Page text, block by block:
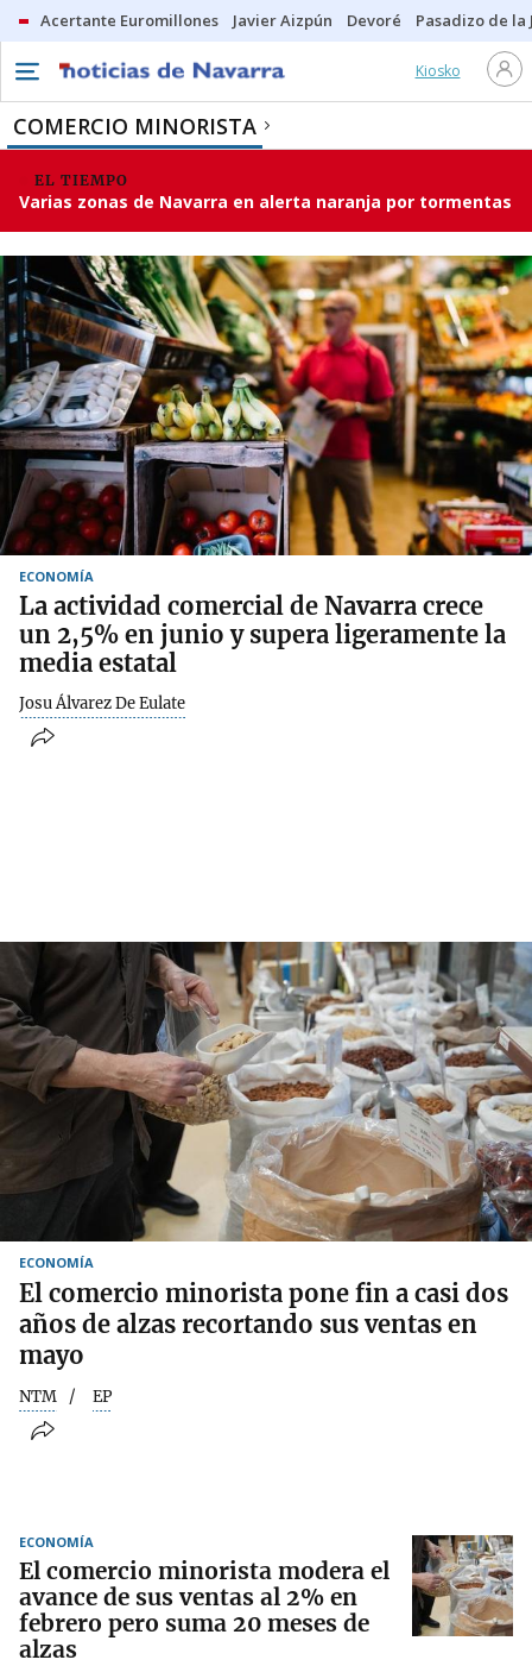
Acertante Euromillones Javier Aizpún Devoré Pasadizo de la
Kiosko
COMERCIO MINORISTA
EL TIEMPO
Varias zonas de Navarra en alerta naranja por tormentas
ECONOMÍA
La actividad comercial de Navarra crece
un 2,5% en junio y supera ligeramente la
media estatal
Josu Álvarez De Eulate
ECONOMÍA
El comercio minorista pone fin a casi dos
años de alzas recortando sus ventas en
mayo
NTM EP
ECONOMÍA
El comercio minorista modera el
avance de sus ventas al 2% en
febrero pero suma 20 meses de
alzas